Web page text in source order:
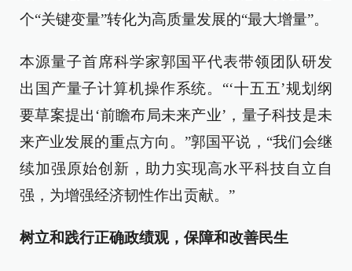
个“关键变量”转化为高质量发展的“最大增量”。
本源量子首席科学家郭国平代表带领团队研发
出国产量子计算机操作系统。“‘十五五’规划纲
要草案提出‘前瞻布局未来产业’，量子科技是未
来产业发展的重点方向。”郭国平说，“我们会继
续加强原始创新，助力实现高水平科技自立自
强，为增强经济韧性作出贡献。”
树立和践行正确政绩观，保障和改善民生